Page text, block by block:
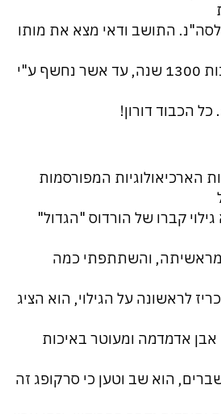
לירושלים בשנת 614 לסה"נ. התושב ודאי מצא את מותו
המטמון המתין בסבלנות 1300 שנה, עד אשר נחשף ע"י
הכבוד דורון!
הארכיאולוגיות המפורסמות
קברו של הורדוס "הגדול"
והשתתפתי כמה
לראשונה על הגילוי, הוא הציג
אבן אדמדמה ומעוטר באיכות
הוא שב וטען כי סרקופג זה